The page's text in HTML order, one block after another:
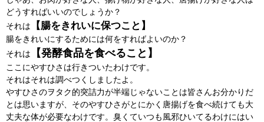
どうすればいいのでしょうか？
それは
【腸をきれいに保つこと】
腸をきれいにするためには何をすればよいのか？
それは
【発酵食品を食べること】
ここにやすひさは行きついたわけです。
それはそれは調べつくしましたよ。
やすひさのヲタク的突詰力が半端じゃないことは皆さんお分かりだ
とは思いますが、そのやすひさがとにかく唐揚げを食べ続けても大
丈夫な体が必要なわけです。臭くていつも風邪ひいてるわけにはい